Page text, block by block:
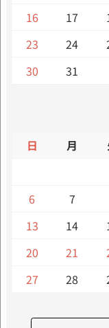
16
17
23
24
30
31
日
月
6
7
13
14
20
21
27
28